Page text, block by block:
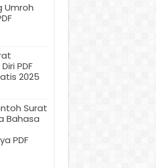
Umroh
PDF
2025
Surat
Bahasa
PDF